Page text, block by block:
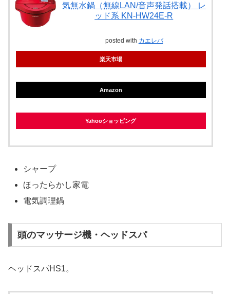
気無水鍋（無線LAN/音声発話搭載） レ
ッド系 KN-HW24E-R
posted with カエレバ
楽天市場
Amazon
Yahooショッピング
シャープ
ほったらかし家電
電気調理鍋
頭のマッサージ機・ヘッドスパ
ヘッドスパHS1。